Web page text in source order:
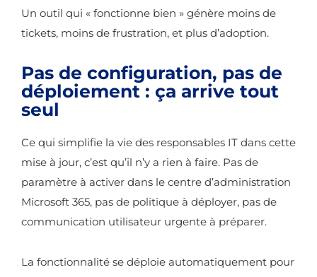
Un outil qui « fonctionne bien » génère moins de
tickets, moins de frustration, et plus d’adoption.
Pas de configuration, pas de
déploiement : ça arrive tout
seul
Ce qui simplifie la vie des responsables IT dans cette
mise à jour, c’est qu’il n’y a rien à faire. Pas de
paramètre à activer dans le centre d’administration
Microsoft 365, pas de politique à déployer, pas de
communication utilisateur urgente à préparer.
La fonctionnalité se déploie automatiquement pour